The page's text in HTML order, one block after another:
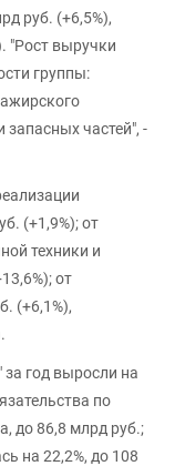
руб. (+6,5%),
"Рост выручки
группы:
запасных частей", -
(+1,9%); от
техники и
от
(+6,1%),
год выросли на
по
до 86,8 млрд руб.;
на 22,2%, до 108